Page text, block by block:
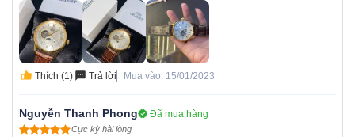
Thích (1) Trả lời Mua vào: 15/01/2023
Nguyễn Thanh Phong Đã mua hàng
Cực kỳ hài lòng